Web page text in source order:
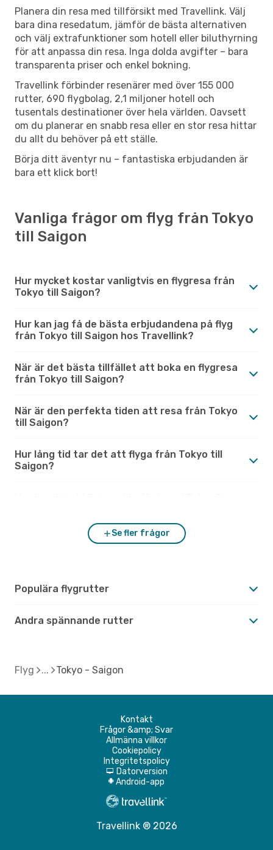
Planera din resa med tillförsikt med Travellink. Välj
bara dina resedatum, jämför de bästa alternativen
och välj extrafunktioner som hotell eller biluthyrning
för att anpassa din resa. Inga dolda avgifter – bara
transparenta priser och enkel bokning.
Travellink förbinder resenärer med över 155 000
rutter, 690 flygbolag, 2,1 miljoner hotell och
tusentals destinationer över hela världen. Oavsett
om du planerar en snabb resa eller en stor resa hittar
du allt du behöver på ett ställe.
Börja ditt äventyr nu – fantastiska erbjudanden är
bara ett klick bort!
Vanliga frågor om flyg från Tokyo
till Saigon
Hur mycket kostar vanligtvis en flygresa från
Tokyo till Saigon?
Hur kan jag få de bästa erbjudandena på flyg
från Tokyo till Saigon hos Travellink?
När är det bästa tillfället att boka en flygresa
från Tokyo till Saigon?
När är den perfekta tiden att resa från Tokyo
till Saigon?
Hur lång tid tar det att flyga från Tokyo till
Saigon?
Se fler frågor
Populära flygrutter
Andra spännande rutter
Flyg Tokyo - Saigon
Kontakt
Frågor &amp; Svar
Allmänna villkor
Cookiepolicy
Integritetspolicy
d Datorversion
A Android-app
Travellink ® 2026